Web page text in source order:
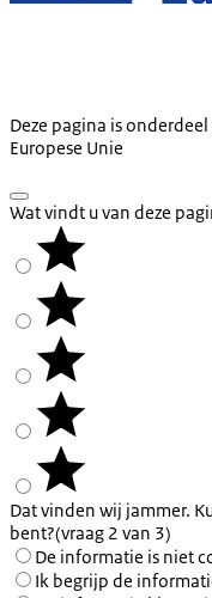
Deze pagina is
Europese Unie
Wat vindt u van deze
Dat vinden wij jammer.
bent?(vraag 2 van 3)
De informatie is niet
Ik begrijp de